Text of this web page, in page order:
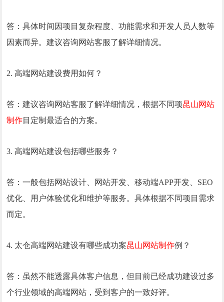
答：具体时间因项目复杂程度、功能需求和开发人员人数等
因素而异。建议咨询网站客服了解详细情况。
2. 高端网站建设费用如何？
答：建议咨询网站客服了解详细情况，根据不同项昆山网站
制作目定制最适合的方案。
3. 高端网站建设包括哪些服务？
答：一般包括网站设计、网站开发、移动端APP开发、SEO
优化、用户体验优化和维护等服务。具体根据不同项目需求
而定。
4. 太仓高端网站建设有哪些成功案昆山网站制作例？
答：虽然不能透露具体客户信息，但目前已经成功建设过多
个行业领域的高端网站，受到客户的一致好评。